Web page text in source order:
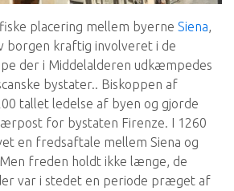
placering mellem byerne Siena,
borgen kraftig involveret i de
der i Middelalderen udkæmpedes
bystater.. Biskoppen af
tallet ledelse af byen og gjorde
for bystaten Firenze. I 1260
en fredsaftale mellem Siena og
freden holdt ikke længe, de
var i stedet en periode præget af